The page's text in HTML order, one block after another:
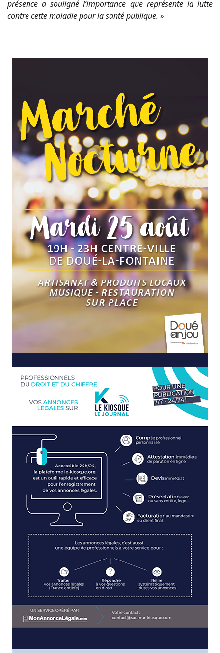
présence a souligné l’importance que représente la lutte
contre cette maladie pour la santé publique. »